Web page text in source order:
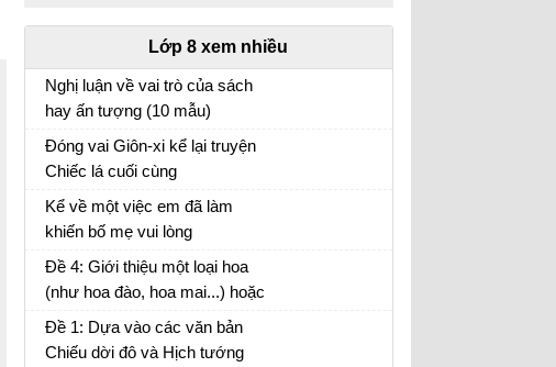
Lớp 8 xem nhiều
Nghị luận về vai trò của sách
hay ấn tượng (10 mẫu)
Đóng vai Giôn-xi kể lại truyện
Chiếc lá cuối cùng
Vào vai Giôn-xi kể lại câu chuyện Chiếc lá cuối
cùng
Kể về một việc em đã làm
khiến bố mẹ vui lòng
Bài viết số 2 lớp 8 đề 3
Đề 4: Giới thiệu một loại hoa
(như hoa đào, hoa mai...) hoặc
một loại cây (như cây chuối,
cây na...)
Đề 1: Dựa vào các văn bản
Chiếu dời đô và Hịch tướng